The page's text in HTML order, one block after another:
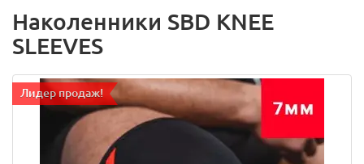
Наколенники SBD KNEE
SLEEVES
Лидер продаж!